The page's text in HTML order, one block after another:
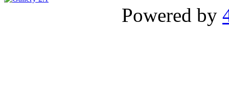
Powered by